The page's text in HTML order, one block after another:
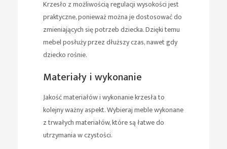
Krzesło z możliwością regulacji wysokości jest
praktyczne, ponieważ można je dostosować do
zmieniających się potrzeb dziecka. Dzięki temu
mebel posłuży przez dłuższy czas, nawet gdy
dziecko rośnie.
Materiały i wykonanie
Jakość materiałów i wykonanie krzesła to
kolejny ważny aspekt. Wybieraj meble wykonane
z trwałych materiałów, które są łatwe do
utrzymania w czystości.